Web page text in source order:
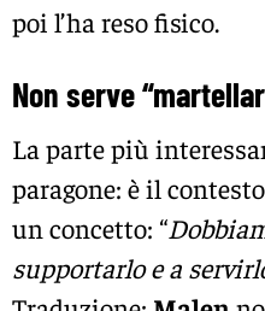
poi l’ha reso fisico.
Non serve
La parte più
paragone: è il
un concetto: “
supportarlo e a